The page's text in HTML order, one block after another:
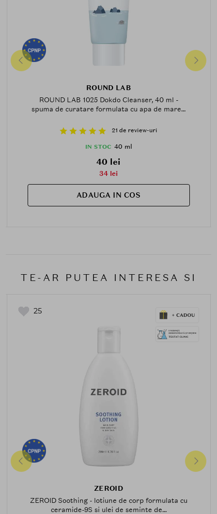
ROUND LAB
ROUND LAB 1025 Dokdo Cleanser, 40 ml -
spuma de curatare formulata cu apa de mare...
21 de review-uri
IN STOC 40 ml
40 lei
34 lei
ADAUGA IN COS
TE-AR PUTEA INTERESA SI
25
ZEROID
ZEROID Soothing - lotiune de corp formulata cu
ceramide-9S si ulei de seminte de...